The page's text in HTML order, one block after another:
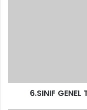
6.SINIF GENEL